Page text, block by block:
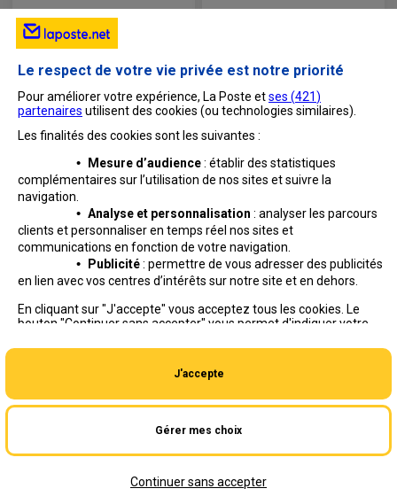
La Poste Groupe La Poste recrute
Le respect de votre vie privée est notre priorité
Pour améliorer votre expérience, La Poste etses (421)
partenaires utilisent des cookies (ou technologies similaires).
Les finalités des cookies sont les suivantes :
•
Mesure d’audience: établir des statistiques
complémentaires sur l’utilisation de nos sites et suivre la
navigation.
•Analyse et personnalisation : analyser les parcours
clients et personnaliser en temps réel nos sites et
communications en fonction de votre navigation.
•
Publicité: permettre de vous adresser des publicités
en lien avec vos centres d’intérêts sur notre site et en dehors.
En cliquant sur "J'accepte" vous acceptez tous les cookies. Le
bouton "Continuer sans accepter" vous permet d'indiquer votre
seront déposés. Vous pouvez modifier vos choix à tout moment
ou obtenir plus d'informations via
Continuer sans accepter
J'accepte
Gérer mes choix